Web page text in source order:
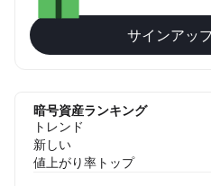
サインアッ
暗号資産ランキング
トレンド
新しい
値上がり率トップ